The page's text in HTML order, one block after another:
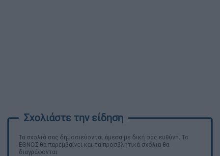
Τα σχολιά σας δημοσιεύονται άμεσα με δική σας ευθύνη. Το
ΕΘΝΟΣ θα παρεμβαίνει και τα προσβλητικά σχόλια θα
διαγράφονται